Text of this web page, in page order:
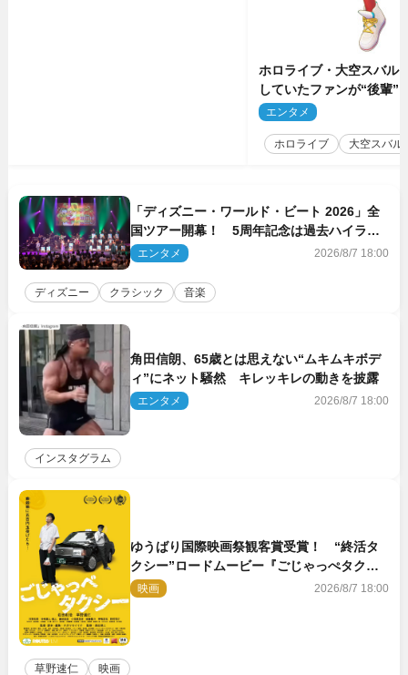
ホロライブ・大空スバル
していたファンが“後輩”
もしかしてあのときの？
エンタメ
ホロライブ 大空スバル
「ディズニー・ワールド・ビート 2026」全
国ツアー開幕！ 5周年記念は過去ハイライ
ト＆クルーズ旅を大満喫！【潜入レポート】
エンタメ 2026/8/7 18:00
ディズニー クラシック 音楽
角田信朗、65歳とは思えない“ムキムキボデ
ィ”にネット騒然 キレッキレの動きを披露
エンタメ 2026/8/7 18:00
インスタグラム
ゆうばり国際映画祭観客賞受賞！ “終活タ
クシー”ロードムービー『ごじゃっぺタクシ
ー』10月公開＆予告解禁
映画 2026/8/7 18:00
草野速仁 映画